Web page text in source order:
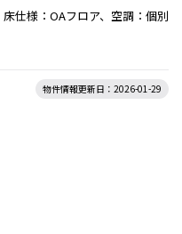
仕様：OAフロア、空調：個別
物件情報更新日：2026-01-29